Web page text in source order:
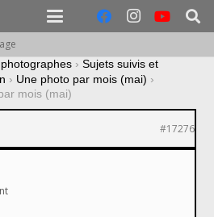
› Sujets suivis et
› Une photo par mois (mai) ›
mois (mai)
#17276